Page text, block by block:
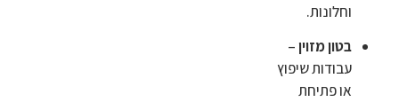
וחלונות.
בטון מזוין–
עבודות שיפוץ
או פתיחת